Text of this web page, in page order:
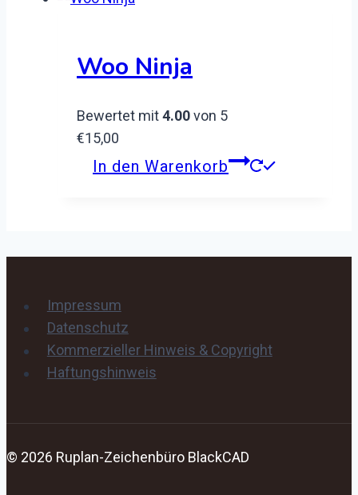
Woo Ninja
Bewertet mit4.00von 5
€15,00
In den Warenkorb
Impressum
Datenschutz
Kommerzieller Hinweis & Copyright
Haftungshinweis
© 2026 Ruplan-Zeichenbüro BlackCAD